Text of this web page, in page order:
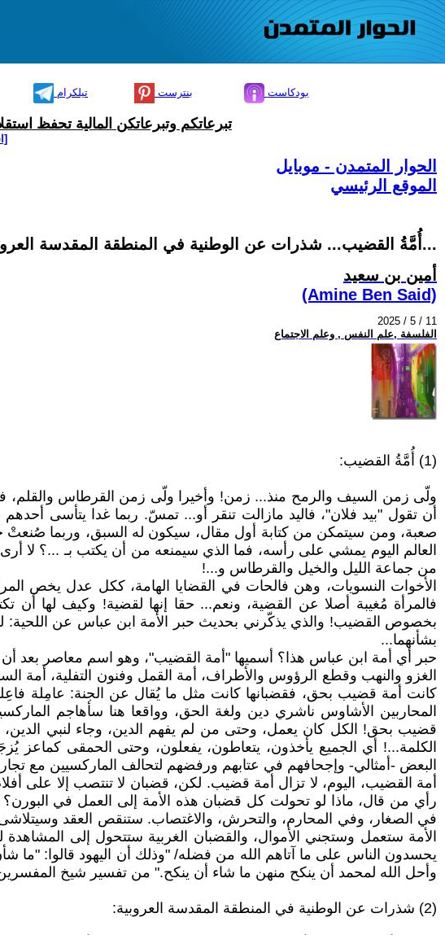
تيلكرام بنترست بودكاست
تبرعاتكم وتبرعاتكن المالية تحفظ
الحوار المتمدن - موبايل
الموقع الرئيسي
أُمَّةُ القضيب... شذرات عن الوطنية في المنطقة المقدسة العروبية، وعن الحب...
أمين بن سعيد
(Amine Ben Said)
2025 / 5 / 11
الفلسفة ,علم النفس , وعلم الاجتماع
(1) أُمَّةُ القضيب:
ولّى زمن السيف والرمح منذ... زمن! وأخيرا ولّى زمن القرطاس والقلم،
أن تقول "بيد فلان"، فاليد مازالت تنقر أو... تمسّ. ربما غدا يتأسى
صعبة، ومن سيتمكن من كتابة أول مقال، سيكون له السبق، وربما صُنعتْ
العالم اليوم يمشي على رأسه، فما الذي سيمنعه من أن يكتب بـ ...؟ لا
من جماعة الليل والخيل والقرطاس و...!
الأخوات النسويات، وهن فالحات في القضايا الهامة، ككل عدل يخص
فالمرأة مُغيبة أصلا عن القضية، ونعم... حقا إنها لقضية! وكيف لها
بخصوص القضيب! والذي يذكّرني بحديث حبر الأمة ابن عباس عن اللحية:
بشأنهما...
حبر أي أمة ابن عباس هذا؟ أسميها "أمة القضيب"، وهو اسم معاصر بعد
الغزو والنهب وقطع الرؤوس والأطراف، أمة القمل وفنون التفلية، أمة
كانت أمة قضيب بحق، فقضبانها كانت مثل ما يُقال عن الجنة: عامِلة
المحاربين الأشاوس ناشري دين ولغة الحق، وواقعا هنا سأهاجم
قضيب بحق! الكل كان يعمل، وحتى من لم يفهم الدين، وجاء لنبي الدين،
الكلمة...! أي الجميع يأخذون، يتعاطون، يفعلون، وحتى الحمقى
البعض -أمثالي- وإجحافهم في عتابهم ورفضهم لتحالف الماركسيين مع
أمة القضيب، اليوم، لا تزال أمة قضيب. لكن، قضبان لا تنتصب إلا على
رأي من قال، ماذا لو تحولت كل قضبان هذه الأمة إلى العمل في
في الصغار، وفي المحارم، والتحرش، والاغتصاب. ستنقص العقد
الأمة ستعمل وستجني الأموال، والقضبان الغربية ستتحول إلى
يحسدون الناس على ما آتاهم الله من فضله/ "وذلك أن اليهود قالوا: "ما
وأحل الله لمحمد أن ينكح منهن ما شاء أن ينكح." من تفسير شيخ المفسرين
(2) شذرات عن الوطنية في المنطقة المقدسة العروبية: